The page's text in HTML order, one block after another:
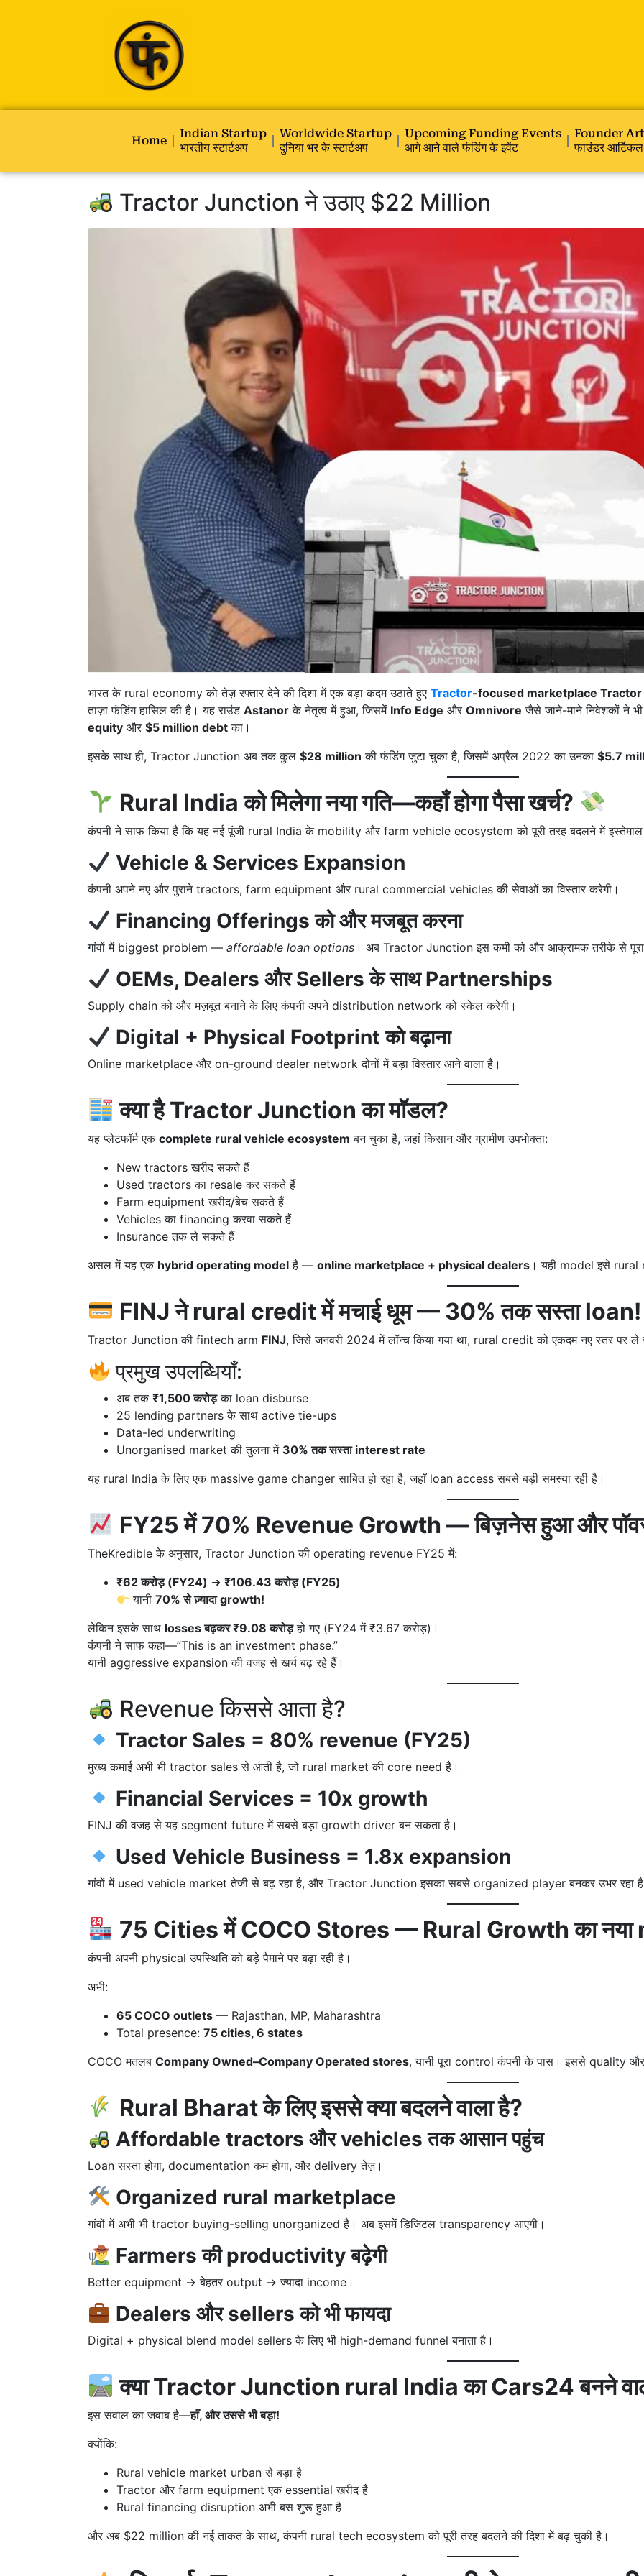
Home
Indian Startup
भारतीय स्टार्टअप
Worldwide Startup
दुनिया भर के स्टार्टअप
Upcoming Funding Events
आगे आने वाले फंडिंग के इवेंट
Founder
फाउंडर आर्टिकल
Tractor Junction ने उठाए $22 Million
भारत के rural economy को तेज़ रफ्तार देने की दिशा में एक बड़ा कदम उठाते हुए Tractor-focused marketplace
ताज़ा फंडिंग हासिल की है। यह राउंड Astanor के नेतृत्व में हुआ, जिसमें Info Edge और Omnivore जैसे जाने-माने निवेशकों ने
equity और $5 million debt का।
इसके साथ ही, Tractor Junction अब तक कुल $28 million की फंडिंग जुटा चुका है, जिसमें अप्रैल 2022 का उनका $5.7
Rural India को मिलेगा नया गति—कहाँ होगा पैसा खर्च?
कंपनी ने साफ किया है कि यह नई पूंजी rural India के mobility और farm vehicle ecosystem को पूरी तरह बदलने में इस्तेमाल
Vehicle & Services Expansion
कंपनी अपने नए और पुराने tractors, farm equipment और rural commercial vehicles की सेवाओं का विस्तार करेगी।
Financing Offerings को और मजबूत करना
गांवों में biggest problem — affordable loan options । अब Tractor Junction इस कमी को और आक्रामक तरीके से पूरा
OEMs, Dealers और Sellers के साथ Partnerships
Supply chain को और मज़बूत बनाने के लिए कंपनी अपने distribution network को स्केल करेगी।
Digital + Physical Footprint को बढ़ाना
Online marketplace और on-ground dealer network दोनों में बड़ा विस्तार आने वाला है।
क्या है Tractor Junction का मॉडल?
यह प्लेटफॉर्म एक complete rural vehicle ecosystem बन चुका है, जहां किसान और ग्रामीण उपभोक्ता:
New tractors खरीद सकते हैं
Used tractors का resale कर सकते हैं
Farm equipment खरीद/बेच सकते हैं
Vehicles का financing करवा सकते हैं
Insurance तक ले सकते हैं
असल में यह एक hybrid operating model है — online marketplace + physical dealers । यही model इसे rural
FINJ ने rural credit में मचाई धूम — 30% तक सस्ता loan!
Tractor Junction की fintech arm FINJ, जिसे जनवरी 2024 में लॉन्च किया गया था, rural credit को एकदम नए स्तर पर ले
प्रमुख उपलब्धियाँ:
अब तक ₹1,500 करोड़का loan disburse
25 lending partners के साथ active tie-ups
Data-led underwriting
Unorganised market की तुलना में 30% तक सस्ता interest rate
यह rural India के लिए एक massive game changer साबित हो रहा है, जहाँ loan access सबसे बड़ी समस्या रही है।
FY25 में 70% Revenue Growth — बिज़नेस हुआ और
TheKredible के अनुसार, Tractor Junction की operating revenue FY25 में:
₹62 करोड़ (FY24) ➜ ₹106.43 करोड़ (FY25)
यानी70% से ज़्यादा growth!
लेकिन इसके साथ losses बढ़कर ₹9.08 करोड़हो गए (FY24 में ₹3.67 करोड़)।
कंपनी ने साफ कहा—”This is an investment phase.”
यानी aggressive expansion की वजह से खर्च बढ़ रहे हैं।
Revenue किससे आता है?
Tractor Sales = 80% revenue (FY25)
मुख्य कमाई अभी भी tractor sales से आती है, जो rural market की core need है।
Financial Services = 10x growth
FINJ की वजह से यह segment future में सबसे बड़ा growth driver बन सकता है।
Used Vehicle Business = 1.8x expansion
गांवों में used vehicle market तेजी से बढ़ रहा है, और Tractor Junction इसका सबसे organized player बनकर उभर रहा
75 Cities में COCO Stores — Rural Growth का
कंपनी अपनी physical उपस्थिति को बड़े पैमाने पर बढ़ा रही है।
अभी:
65 COCO outlets — Rajasthan, MP, Maharashtra
Total presence: 75 cities, 6 states
COCO मतलब Company Owned–Company Operated stores, यानी पूरा control कंपनी के पास। इससे quality
Rural Bharat के लिए इससे क्या बदलने वाला है?
Affordable tractors और vehicles तक आसान पहुंच
Loan सस्ता होगा, documentation कम होगा, और delivery तेज़।
Organized rural marketplace
गांवों में अभी भी tractor buying-selling unorganized है। अब इसमें डिजिटल transparency आएगी।
Farmers की productivity बढ़ेगी
Better equipment → बेहतर output → ज्यादा income।
Dealers और sellers को भी फायदा
Digital + physical blend model sellers के लिए भी high-demand funnel बनाता है।
क्या Tractor Junction rural India का Cars24 बनने
इस सवाल का जवाब है—हाँ, और उससे भी बड़ा!
क्योंकि:
Rural vehicle market urban से बड़ा है
Tractor और farm equipment एक essential खरीद है
Rural financing disruption अभी बस शुरू हुआ है
और अब $22 million की नई ताकत के साथ, कंपनी rural tech ecosystem को पूरी तरह बदलने की दिशा में बढ़ चुकी है।